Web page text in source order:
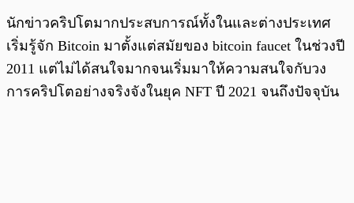
นักข่าวคริปโตมากประสบการณ์ทั้งในและต่างประเทศ
เริ่มรู้จัก Bitcoin มาตั้งแต่สมัยของ bitcoin faucet ในช่วงปี
2011 แต่ไม่ได้สนใจมากจนเริ่มมาให้ความสนใจกับวง
การคริปโตอย่างจริงจังในยุค NFT ปี 2021 จนถึงปัจจุบัน